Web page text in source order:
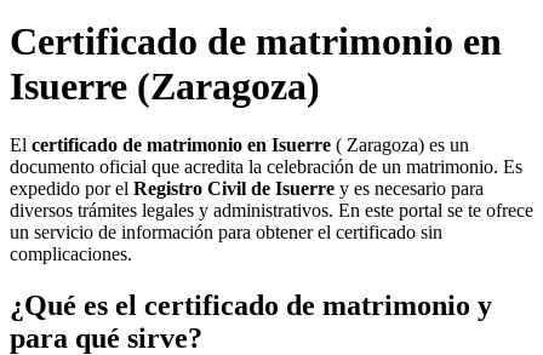
Certificado de matrimonio en
Isuerre (Zaragoza)
El certificado de matrimonio en Isuerre ( Zaragoza) es un
documento oficial que acredita la celebración de un matrimonio. Es
expedido por el Registro Civil de Isuerre y es necesario para
diversos trámites legales y administrativos. En este portal se te ofrece
un servicio de información para obtener el certificado sin
complicaciones.
¿Qué es el certificado de matrimonio y
para qué sirve?